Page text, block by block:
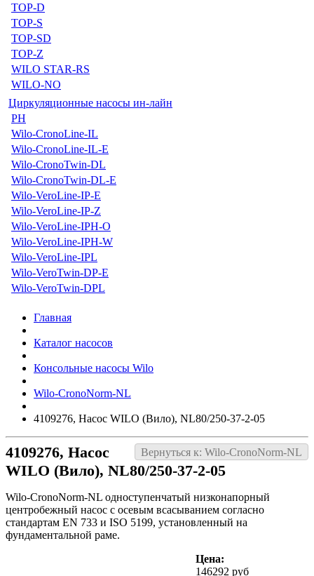
TOP-D
TOP-S
TOP-SD
TOP-Z
WILO STAR-RS
WILO-NO
Циркуляционные насосы ин-лайн
PH
Wilo-CronoLine-IL
Wilo-CronoLine-IL-E
Wilo-CronoTwin-DL
Wilo-CronoTwin-DL-E
Wilo-VeroLine-IP-E
Wilo-VeroLine-IP-Z
Wilo-VeroLine-IPH-O
Wilo-VeroLine-IPH-W
Wilo-VeroLine-IPL
Wilo-VeroTwin-DP-E
Wilo-VeroTwin-DPL
Главная
Каталог насосов
Консольные насосы Wilo
Wilo-CronoNorm-NL
4109276, Насос WILO (Вило), NL80/250-37-2-05
Вернуться к: Wilo-CronoNorm-NL
4109276, Насос
WILO (Вило), NL80/250-37-2-05
Wilo-CronoNorm-NL одноступенчатый низконапорный
центробежный насос с осевым всасыванием согласно
стандартам EN 733 и ISO 5199, установленный на
фундаментальной раме.
Цена:
146292 руб